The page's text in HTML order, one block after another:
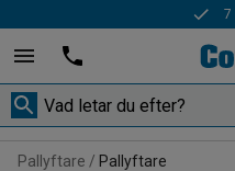
7
Pallyftare
Pallyftare